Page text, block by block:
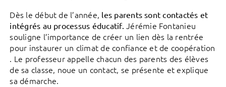
Dès le début de l’année, les parents sont contactés et
intégrés au processus éducatif. Jérémie Fontanieu
souligne l’importance de créer un lien dès la rentrée
pour instaurer un climat de confiance et de coopération​
. Le professeur appelle chacun des parents des élèves
de sa classe, noue un contact, se présente et explique
sa démarche.